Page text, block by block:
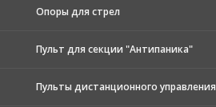
Опоры для стрел
Пульт для секции "Антипаника"
Пульты дистанционного управления